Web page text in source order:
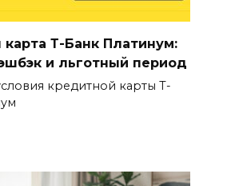
карта Т-Банк Платинум:
и льготный период
кредитной карты Т-